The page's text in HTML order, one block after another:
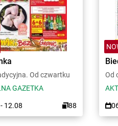
Od czwartku
GAZETKA
12.08 88
Od